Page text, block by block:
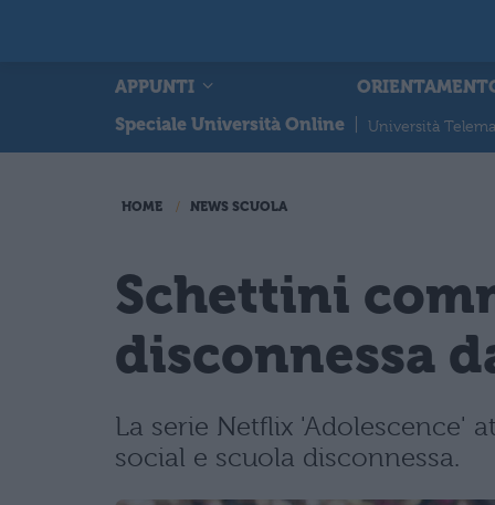
APPUNTI
Speciale Università Online
Università
HOME NEWS SCUOLA
Schettini
disconnessa
La serie Netflix 'Adolescence'
social e scuola disconnessa.